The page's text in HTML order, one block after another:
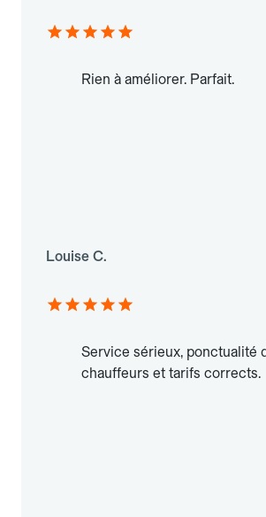
Rien à améliorer. Parfait.
Louise C.
Service sérieux, ponctualité
chauffeurs et tarifs corrects.